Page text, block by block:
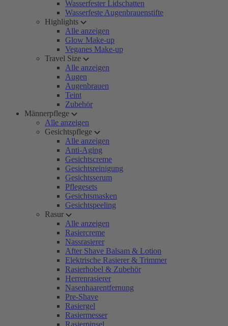
Wasserfester Lidschatten
Wasserfeste Augenbrauenstifte
Highlights
Alle anzeigen
Glow Make-up
Veganes Make-up
Travel Size
Alle anzeigen
Augen
Augenbrauen
Teint
Zubehör
Männerpflege
Alle anzeigen
Gesichtspflege
Alle anzeigen
Anti-Aging
Gesichtscreme
Gesichtsreinigung
Gesichtsserum
Pflegesets
Gesichtsmasken
Gesichtspeeling
Rasur
Alle anzeigen
Rasiercreme
Nassrasierer
After Shave Balsam & Lotion
Elektrische Rasierer & Trimmer
Rasierhobel & Zubehör
Herrenrasierer
Nasenhaarentfernung
Pre-Shave
Rasiergel
Rasiermesser
Rasierpinsel